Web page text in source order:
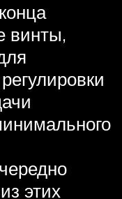
винты,
этих